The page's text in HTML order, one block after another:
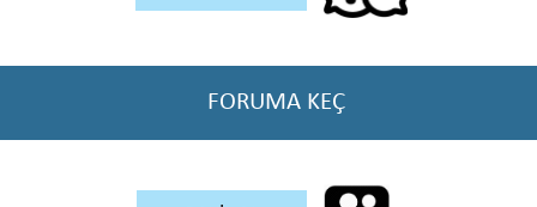
FORUMA KEÇ